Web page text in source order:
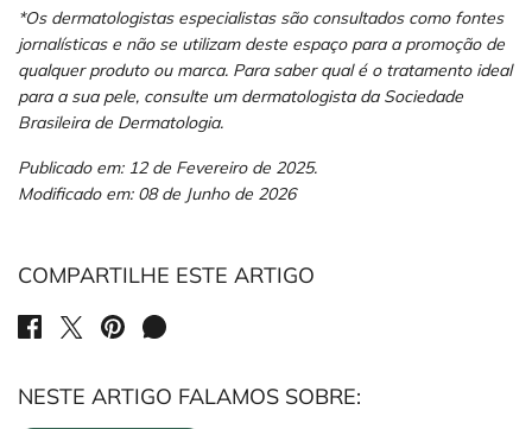
*Os dermatologistas especialistas são consultados como fontes
jornalísticas e não se utilizam deste espaço para a promoção de
qualquer produto ou marca. Para saber qual é o tratamento ideal
para a sua pele, consulte um dermatologista da Sociedade
Brasileira de Dermatologia.
Publicado em: 12 de Fevereiro de 2025.
Modificado em: 08 de Junho de 2026
COMPARTILHE ESTE ARTIGO
SHARE ON FACEBOOK
SHARE ON TWITTER
SHARE ON PINTEREST
SHARE ON WHATSAPP
NESTE ARTIGO FALAMOS SOBRE: